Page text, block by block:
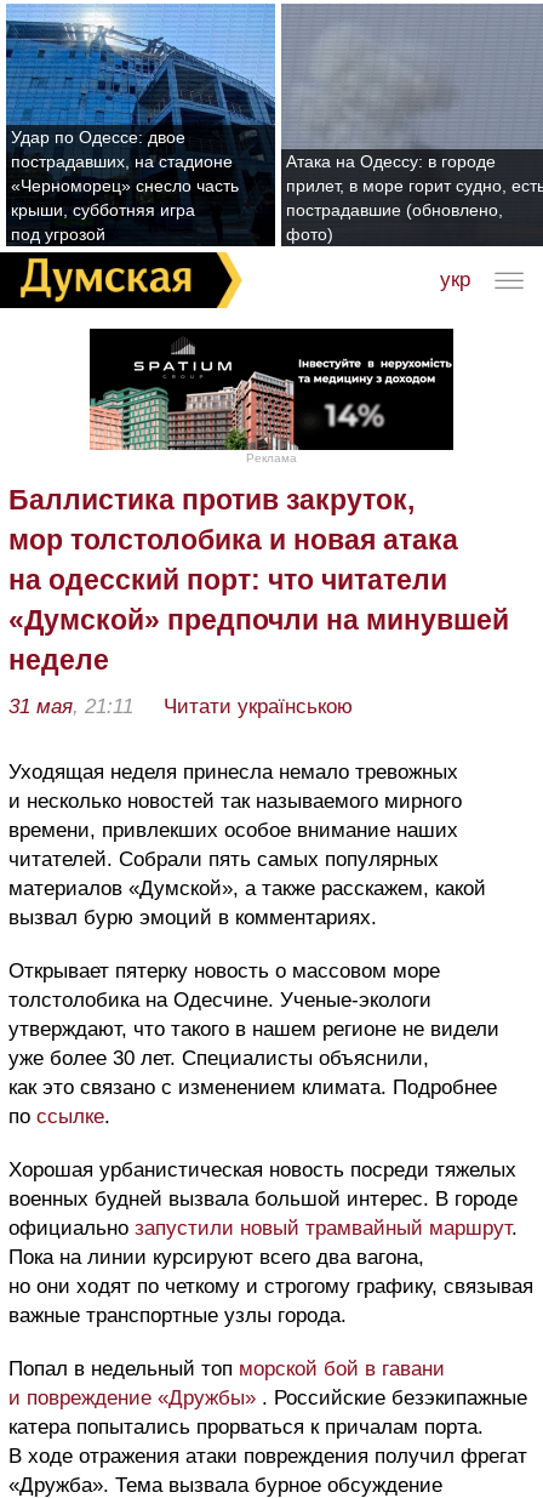
Удар по Одессе: двое
пострадавших, на стадионе
«Черноморец» снесло часть
крыши, субботняя игра
под угрозой
Атака на Одессу: в городе
прилет, в море горит судно,
пострадавшие (обновлено,
фото)
укр
Реклама
Баллистика против закруток,
мор толстолобика и новая атака
на одесский порт: что читатели
«Думской» предпочли на минувшей
неделе
31 мая, 21:11 Читати українською
Уходящая неделя принесла немало тревожных
и несколько новостей так называемого мирного
времени, привлекших особое внимание наших
читателей. Собрали пять самых популярных
материалов «Думской», а также расскажем, какой
вызвал бурю эмоций в комментариях.
Открывает пятерку новость о массовом море
толстолобика на Одесчине. Ученые-экологи
утверждают, что такого в нашем регионе не видели
уже более 30 лет. Специалисты объяснили,
как это связано с изменением климата. Подробнее
по ссылке.
Хорошая урбанистическая новость посреди тяжелых
военных будней вызвала большой интерес. В городе
официально запустили новый трамвайный маршрут.
Пока на линии курсируют всего два вагона,
но они ходят по четкому и строгому графику, связывая
важные транспортные узлы города.
Попал в недельный топ морской бой в гавани
и повреждение «Дружбы» . Российские безэкипажные
катера попытались прорваться к причалам порта.
В ходе отражения атаки повреждения получил фрегат
«Дружба». Тема вызвала бурное обсуждение